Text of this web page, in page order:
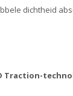
dichtheid
Traction-